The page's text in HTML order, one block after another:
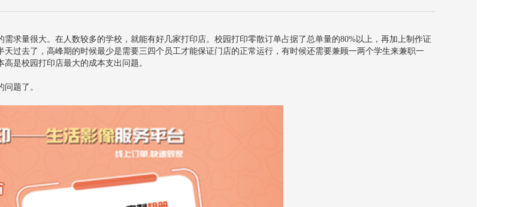
求量很大。在人数较多的学校，就能有好几家打印店。校园打印零散订单占据了总单量的80%以上，再加上制作证
过去了，高峰期的时候最少是需要三四个员工才能保证门店的正常运行，有时候还需要兼顾一两个学生来兼职一
是校园打印店最大的成本支出问题。
题了。